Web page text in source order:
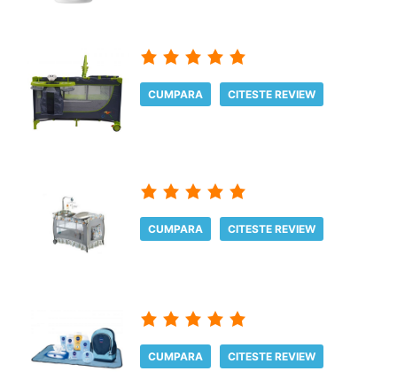
CUMPARA CITESTE REVIEW
CUMPARA CITESTE REVIEW
CUMPARA CITESTE REVIEW